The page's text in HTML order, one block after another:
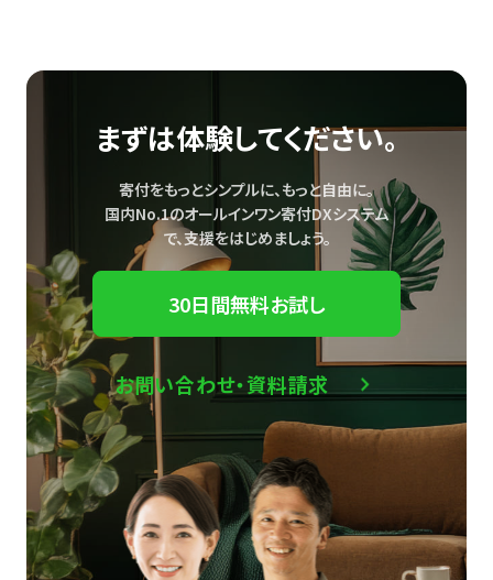
まずは体験してください。
寄付をもっとシンプルに、もっと自由に。
国内No.1のオールインワン寄付DXシステム
で、支援をはじめましょう。
30日間無料お試し
お問い合わせ・資料請求